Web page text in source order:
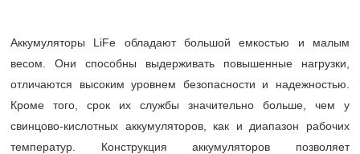
Аккумуляторы LiFe обладают большой емкостью и малым
весом. Они способны выдерживать повышенные нагрузки,
отличаются высоким уровнем безопасности и надежностью.
Кроме того, срок их службы значительно больше, чем у
свинцово-кислотных аккумуляторов, как и диапазон рабочих
температур. Конструкция аккумуляторов позволяет